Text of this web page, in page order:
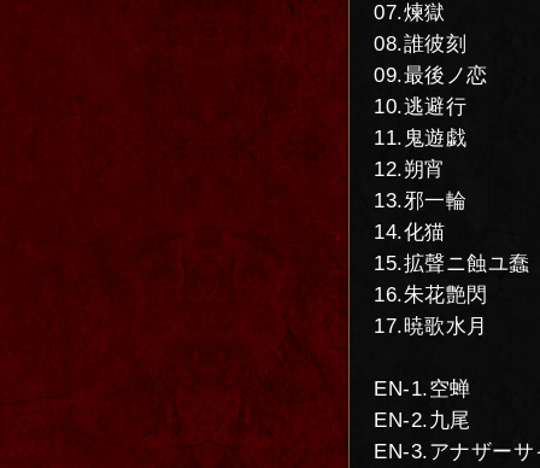
07.煉獄
08.誰彼刻
09.最後ノ恋
10.逃避行
11.鬼遊戯
12.朔宵
13.邪一輪
14.化猫
15.拡聲ニ蝕ユ蠢
16.朱花艶閃
17.暁歌水月
EN-1.空蝉
EN-2.九尾
EN-3.アナザーサ